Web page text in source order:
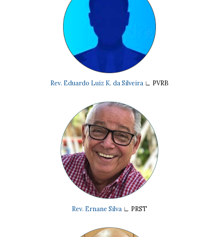
Rev. Eduardo Luiz K. da Silveira ∟ PVRB
Rev. Ernane Silva ∟ PRST